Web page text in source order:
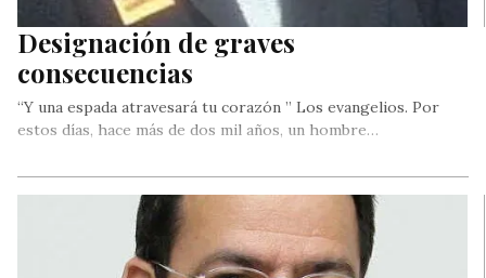
Designación de graves
consecuencias
“Y una espada atravesará tu corazón ” Los evangelios. Por
estos días, hace más de dos mil años, un hombre…